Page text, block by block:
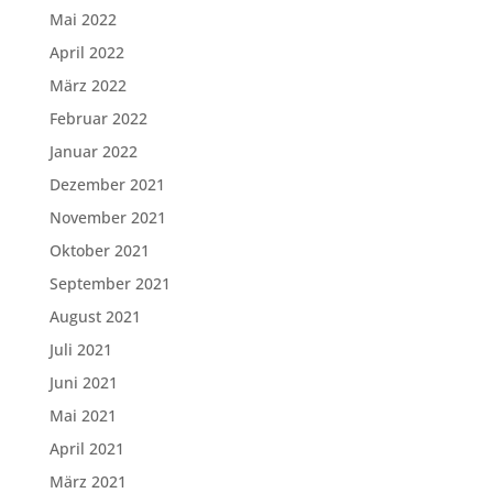
Mai 2022
April 2022
März 2022
Februar 2022
Januar 2022
Dezember 2021
November 2021
Oktober 2021
September 2021
August 2021
Juli 2021
Juni 2021
Mai 2021
April 2021
März 2021